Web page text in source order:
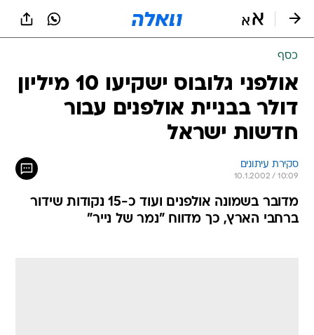
כסף
אולפני גלובוס ישקיעו 10 מיליון
דולר בבניית אולפנים עבור
חדשות ישראל
סקירת עיתונים
10.1.2002 / 10:09
מדובר בשמונה אולפנים ועוד כ-15 נקודות שידור
ברחבי הארץ, כך מדווח "נמר של נייר"